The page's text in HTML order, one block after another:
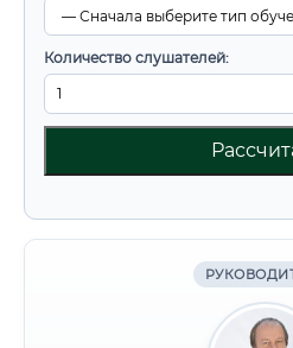
Количество слушателей: